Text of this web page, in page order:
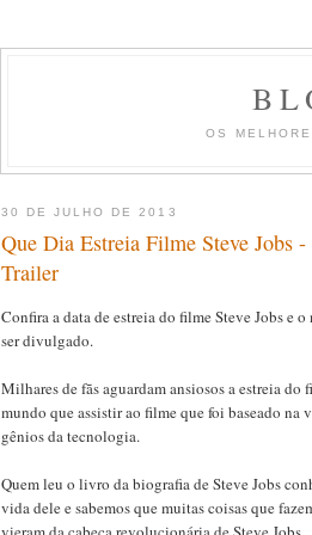
OS
30 DE JULHO DE 2013
Que Dia Estreia Filme Steve Jobs
Trailer
Confira a data de estreia do filme Steve Jobs e
ser divulgado.
Milhares de fãs aguardam ansiosos a estreia do
mundo que assistir ao filme que foi baseado na
gênios da tecnologia.
Quem leu o livro da biografia de Steve Jobs
vida dele e sabemos que muitas coisas que